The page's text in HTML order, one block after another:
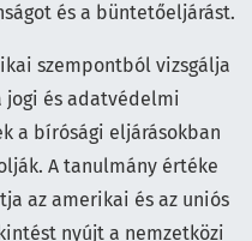
és a büntetőeljárást.
szempontból vizsgálja
jogi és adatvédelmi
a bírósági eljárásokban
A tanulmány értéke
az amerikai és az uniós
nyújt a nemzetközi